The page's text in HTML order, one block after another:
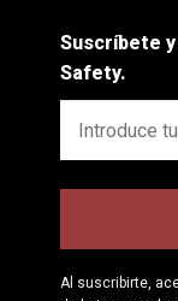
Suscríbete
Safety.
Al suscribirte,